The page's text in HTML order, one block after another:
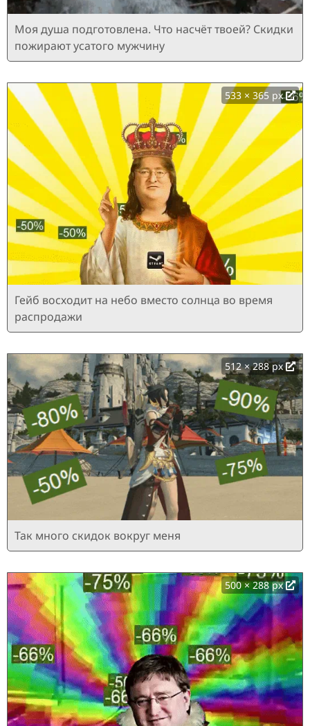
Моя душа подготовлена. Что насчёт твоей? Скидки
пожирают усатого мужчину
533 × 365 px
Гейб восходит на небо вместо солнца во время
распродажи
512 × 288 px
Так много скидок вокруг меня
500 × 288 px